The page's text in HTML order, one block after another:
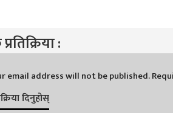
:
email address will not be published.
दिनुहोस्